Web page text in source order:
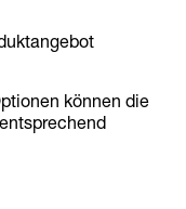
können die